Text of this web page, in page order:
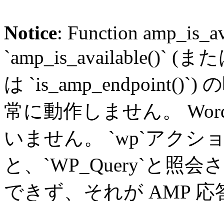
Notice: Function
`amp_is_available()` (ま
は `is_amp_endpoint()`)
常に動作しません。
いません。 `wp`アクシ
と、`WP_Query`と照会
できず、それが AMP